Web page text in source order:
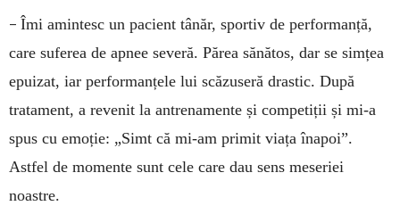
– Îmi amintesc un pacient tânăr, sportiv de per­formanță,
care suferea de apnee severă. Părea să­nătos, dar se simțea
epuizat, iar performanțele lui scăzuseră drastic. După
tratament, a revenit la an­trenamente și competiții și mi-a
spus cu emoție: „Simt că mi-am primit viața înapoi”.
Astfel de momente sunt cele care dau sens meseriei
noastre.